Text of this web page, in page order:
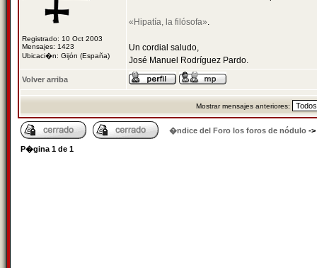
Registrado: 10 Oct 2003
Mensajes: 1423
Ubicaci�n: Gijón (España)
«Hipatía, la filósofa».
Un cordial saludo,
José Manuel Rodríguez Pardo.
Volver arriba
Mostrar mensajes anteriores:
�ndice del Foro los foros de nódulo ->
P�gina 1 de 1